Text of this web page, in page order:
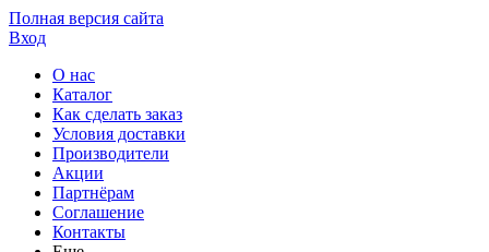
Полная версия сайта
Вход
О нас
Каталог
Как сделать заказ
Условия доставки
Производители
Акции
Партнёрам
Соглашение
Контакты